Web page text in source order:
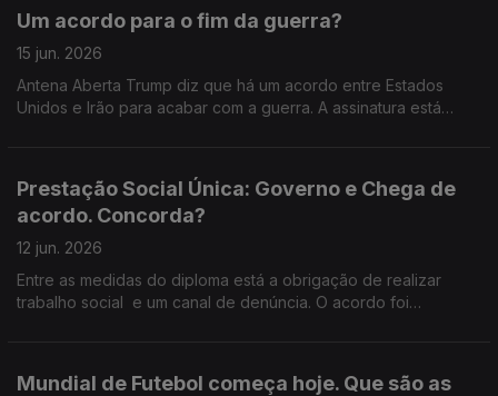
idade da reforma, reforçar a proteção de quem trabalha por
turnos e em horas extraordinárias, acabar com reformas
não fecha a porta ao processo parlamentar, mas deixa
dúvidas: haverá acordo ou confronto já na votação na
Um acordo para o fim da guerra?
15 jun. 2026
Antena Aberta Trump diz que há um acordo entre Estados
Unidos e Irão para acabar com a guerra. A assinatura está
Mas será mesmo o fim do conflito… ou apenas uma pausa?
Estamos perante um verdadeiro ponto de viragem no Médio
Oriente? Ou um entendimento frágil, que pode cair ao primeiro
incidente no terreno?
Prestação Social Única: Governo e Chega de
acordo. Concorda?
12 jun. 2026
Entre as medidas do diploma está a obrigação de realizar
trabalho social e um canal de denúncia. O acordo foi
Mundial de Futebol começa hoje. Que são as